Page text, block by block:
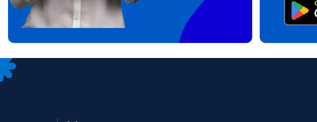
Then, contact your mobile
provide you with a QR code or
in your device settings. Once
without needing a physical SIM
電子郵件